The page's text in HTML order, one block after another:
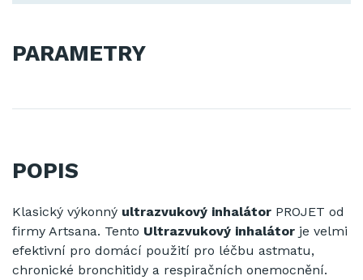
PARAMETRY
POPIS
Klasický výkonný ultrazvukový inhalátor PROJET od
firmy Artsana. Tento Ultrazvukový inhalátor je velmi
efektivní pro domácí použití pro léčbu astmatu,
chronické bronchitidy a respiračních onemocnění.